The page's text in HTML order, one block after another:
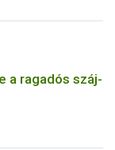
a ragadós száj-